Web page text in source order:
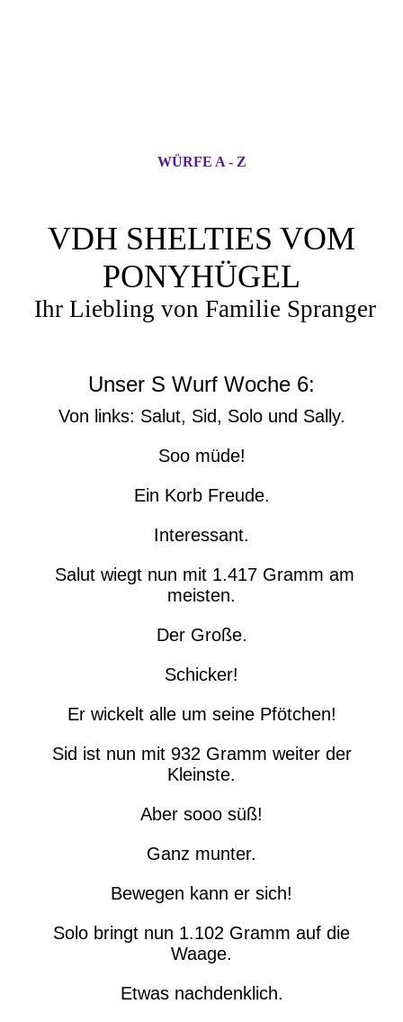
WÜRFE A - Z
VDH SHELTIES VOM
PONYHÜGEL
Ihr Liebling von Familie Spranger
Unser S Wurf Woche 6:
Von links: Salut, Sid, Solo und Sally.
Soo müde!
Ein Korb Freude.
Interessant.
Salut wiegt nun mit 1.417 Gramm am
meisten.
Der Große.
Schicker!
Er wickelt alle um seine Pfötchen!
Sid ist nun mit 932 Gramm weiter der
Kleinste.
Aber sooo süß!
Ganz munter.
Bewegen kann er sich!
Solo bringt nun 1.102 Gramm auf die
Waage.
Etwas nachdenklich.